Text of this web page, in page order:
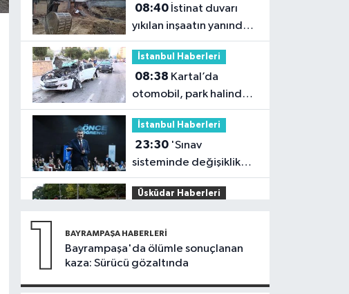
08:40İstinat duvarı
yıkılan inşaatın yanındaki
5 katlı bina boşaltıldı
İstanbul Haberleri
08:38
otomobil, park halindeki
3 araca çarptı: 2 yaralı
İstanbul Haberleri
23:30'Sınav
sisteminde değişiklik
yok ama sorular
müfredata uygun hale
Üsküdar Haberleri
'Huzur İstanbul'
denetimi
Otomobil
1 BAYRAMPAŞA HABERLERI
Bayrampaşa'da ölümle sonuçlanan
kaza: Sürücü gözaltında